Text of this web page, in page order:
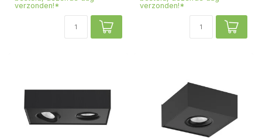
verzonden!*
verzonden!*